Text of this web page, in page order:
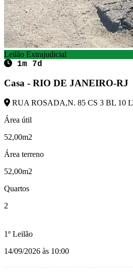
Leilão Extrajudicial
1m 7d
Casa - RIO DE JANEIRO-RJ
RUA ROSADA,N. 85 CS 3 BL 10
Área útil
52,00m2
Área terreno
52,00m2
Quartos
2
1º Leilão
14/09/2026 às 10:00